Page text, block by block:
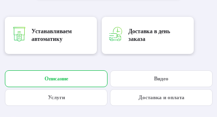
Устанавливаем
автоматику
Доставка в день
заказа
Описание Видео
Услуги Доставка и оплата